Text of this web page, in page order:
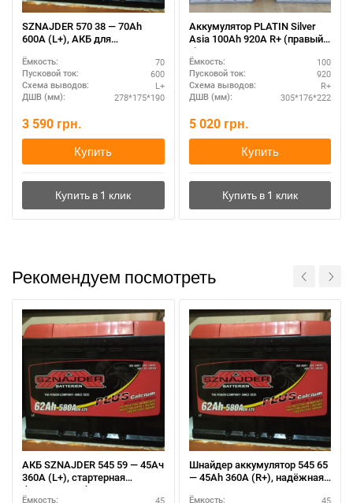
SZNAJDER 570 38 — 70Ah
600A (L+), АКБ для
авто
Ёмкость: 70
Пусковой ток: 600
Схема выводов: L+
ДШВ (мм): 278*175*190
3 590 грн.
Купить
Аккумулятор PLATIN Silver
Asia 100Ah 920A R+ (правый
+)
Ёмкость: 100
Пусковой ток: 920
Схема выводов: R+
ДШВ (мм): 305*176*222
5 020 грн.
Купить
Рекомендуем посмотреть
АКБ SZNAJDER 545 59 — 45Ач
360А (L+), стартерная
батарея для бензинового
Ёмкость: 45
Шнайдер аккумулятор 545 65
— 45Ah 360A (R+), надёжная
Ёмкость: 45